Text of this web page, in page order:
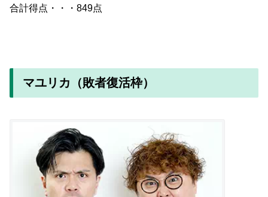
合計得点・・・849点
マユリカ（敗者復活枠）